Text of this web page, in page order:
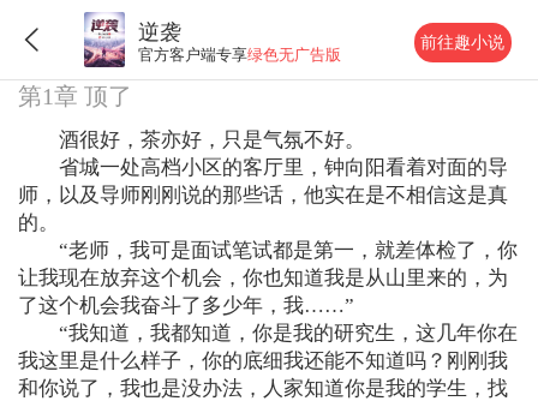
逆袭
官方客户端专享绿色无广告版
前往趣小说
第1章 顶了
酒很好，茶亦好，只是气氛不好。
省城一处高档小区的客厅里，钟向阳看着对面的导
师，以及导师刚刚说的那些话，他实在是不相信这是真
的。
“老师，我可是面试笔试都是第一，就差体检了，你
让我现在放弃这个机会，你也知道我是从山里来的，为
了这个机会我奋斗了多少年，我……”
“我知道，我都知道，你是我的研究生，这几年你在
我这里是什么样子，你的底细我还能不知道吗？刚刚我
和你说了，我也是没办法，人家知道你是我的学生，找